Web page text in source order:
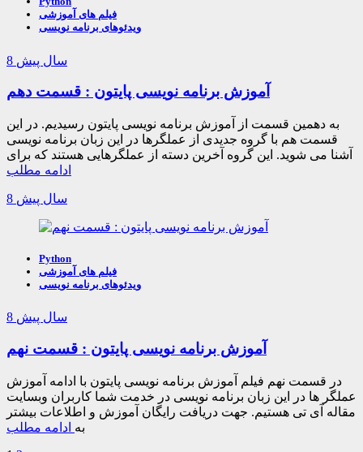
فیلم های آموزشی
ویدئوهای برنامه نویسی
8 سال پیش
آموزش برنامه نویسی پایتون : قسمت دهم
به دهمین قسمت از آموزش برنامه نویسی پایتون رسیدیم. در این
قسمت هم با گروه جدیدی از عملگرها در این زبان برنامه نویسی
آشنا می شوید. این گروه آخرین دسته از عملگرهایی هستند که برای
ادامه مطلب
8 سال پیش
Python
فیلم های آموزشی
ویدئوهای برنامه نویسی
8 سال پیش
آموزش برنامه نویسی پایتون : قسمت نهم
در قسمت نهم فیلم آموزش برنامه نویسی پایتون با ادامه آموزش
عملگر ها در این زبان برنامه نویسی در خدمت شما کاربران وبسایت
مقاله آی تی هستیم. جهت دریافت رایگان آموزش و اطلاعات بیشتر
به ادامه مطلب